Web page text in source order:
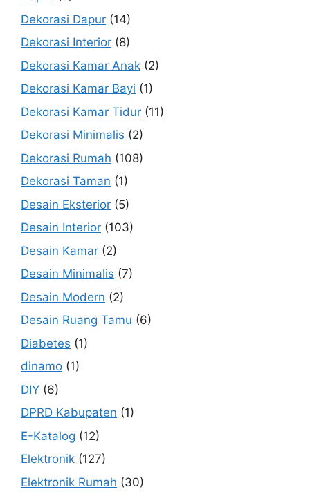
Dekorasi Dapur (14)
Dekorasi Interior (8)
Dekorasi Kamar Anak (2)
Dekorasi Kamar Bayi (1)
Dekorasi Kamar Tidur (11)
Dekorasi Minimalis (2)
Dekorasi Rumah (108)
Dekorasi Taman (1)
Desain Eksterior (5)
Desain Interior (103)
Desain Kamar (2)
Desain Minimalis (7)
Desain Modern (2)
Desain Ruang Tamu (6)
Diabetes (1)
dinamo (1)
DIY (6)
DPRD Kabupaten (1)
E-Katalog (12)
Elektronik (127)
Elektronik Rumah (30)